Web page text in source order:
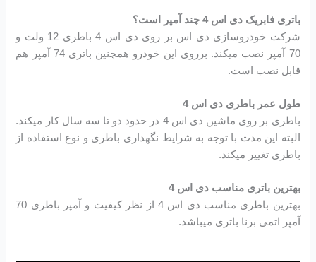
باتری فابریک دی اس 4 چند آمپر است؟
شرکت خودروسازی دی اس بر روی دی اس 4 باطری 12 ولت و
70 آمپر نصب میکند. برروی این خودرو همچنین باتری 74 آمپر هم
قابل نصب است.
طول عمر باطری دی اس 4
باطری بر روی ماشین دی اس 4 در حدود دو تا سه سال کار میکند.
البته این مدت با توجه به شرایط نگهداری باطری و نوع استفاده از
باطری تغییر میکند.
بهترین باتری مناسب دی اس 4
بهترین باطری مناسب دی اس 4 از نظر کیفیت و آمپر باطری 70
آمپر اتمی برنا باتری میباشد.